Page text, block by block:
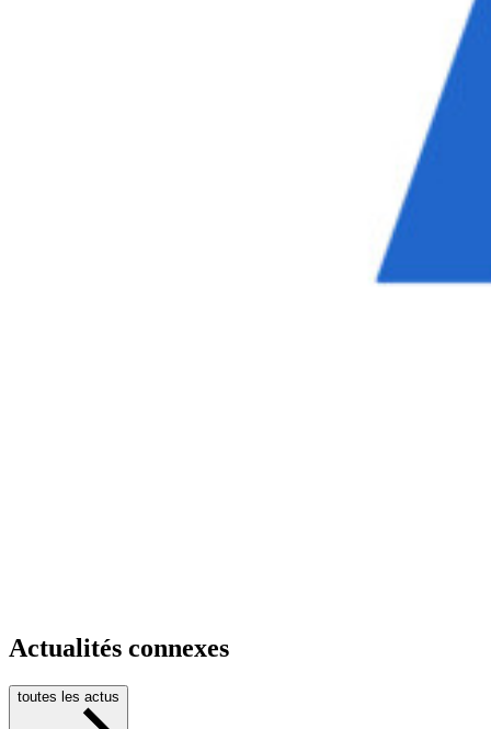
Actualités connexes
toutes les actus